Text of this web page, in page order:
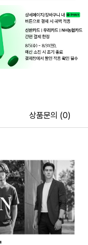
상품문의 (0)